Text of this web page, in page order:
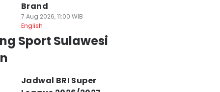
Brand
7 Aug 2026, 11:00 WIB
English
Sport Sulawesi
Jadwal BRI Super